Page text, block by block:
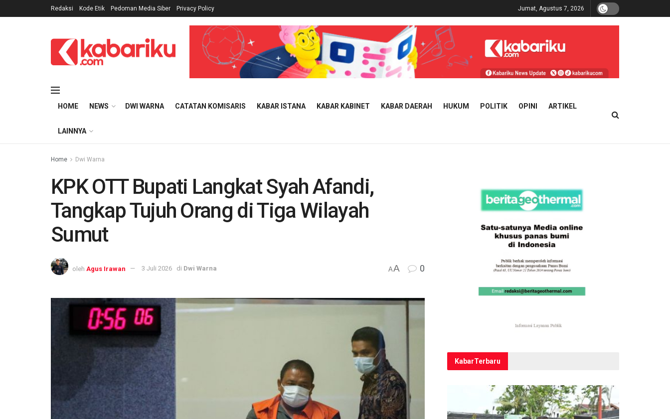
Redaksi Kode Etik Pedoman Media Siber Privacy Policy Jumat, Agustus 7, 2026
HOME NEWS DWI WARNA CATATAN KOMISARIS KABAR ISTANA KABAR KABINET KABAR DAERAH HUKUM POLITIK OPINI ARTIKEL
LAINNYA
Home Dwi Warna
KPK OTT Bupati Langkat Syah Afandi,
Tangkap Tujuh Orang di Tiga Wilayah
Sumut
oleh Agus Irawan 3 Juli 2026 di Dwi Warna AA 0
KabarTerbaru